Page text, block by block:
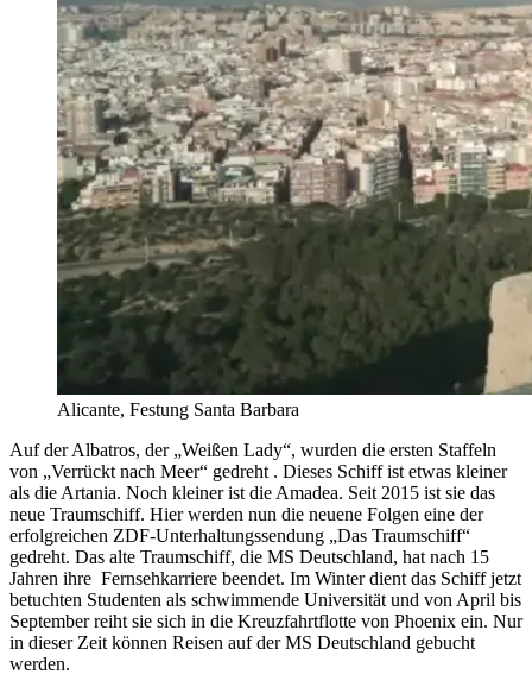
Alicante, Festung Santa Barbara
Auf der Albatros, der „Weißen Lady“, wurden die ersten Staffeln
von „Verrückt nach Meer“ gedreht . Dieses Schiff ist etwas kleiner
als die Artania. Noch kleiner ist die Amadea. Seit 2015 ist sie das
neue Traumschiff. Hier werden nun die neuene Folgen eine der
erfolgreichen ZDF-Unterhaltungssendung „Das Traumschiff“
gedreht. Das alte Traumschiff, die MS Deutschland, hat nach 15
Jahren ihre Fernsehkarriere beendet. Im Winter dient das Schiff jetzt
betuchten Studenten als schwimmende Universität und von April bis
September reiht sie sich in die Kreuzfahrtflotte von Phoenix ein. Nur
in dieser Zeit können Reisen auf der MS Deutschland gebucht
werden.